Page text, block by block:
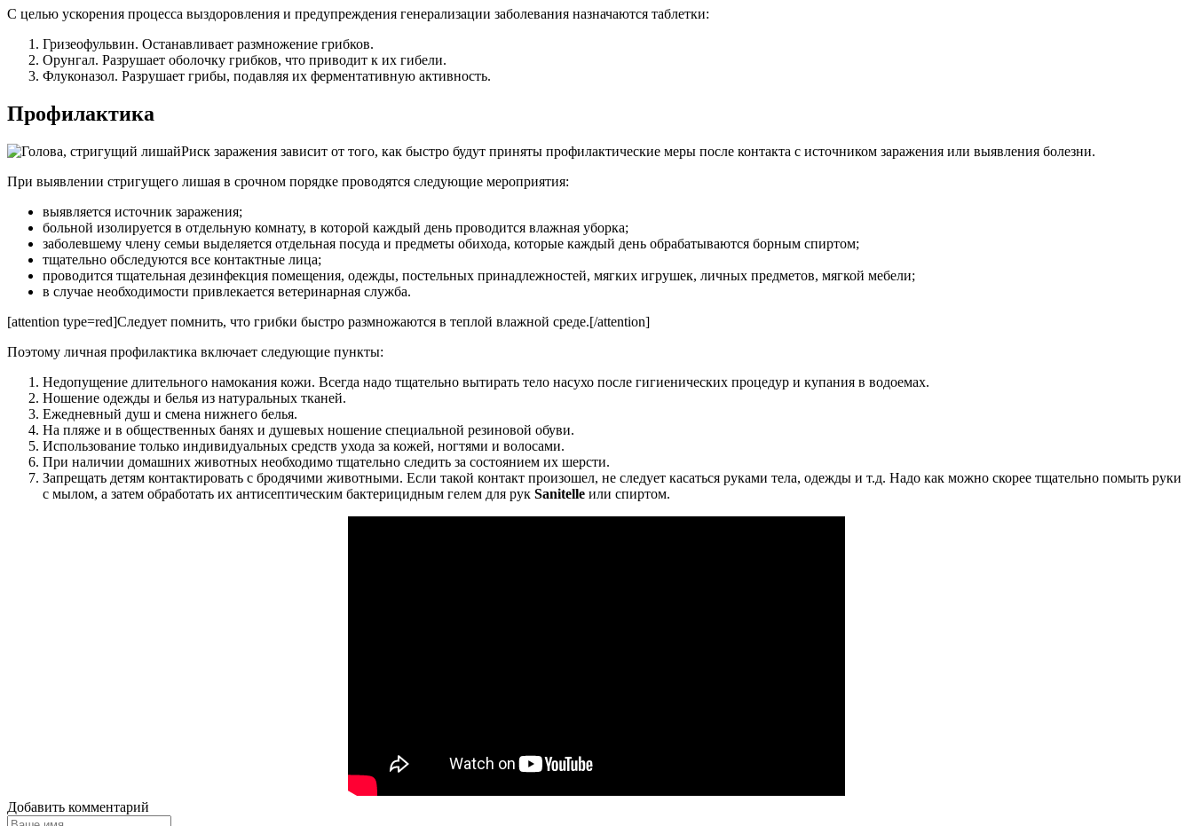
С целью ускорения процесса выздоровления и предупреждения генерализации заболевания назначаются таблетки:
Гризеофульвин. Останавливает размножение грибков.
Орунгал. Разрушает оболочку грибков, что приводит к их гибели.
Флуконазол. Разрушает грибы, подавляя их ферментативную активность.
Профилактика
Риск заражения зависит от того, как быстро будут приняты профилактические меры после контакта с источником заражения или выявления болезни.
При выявлении стригущего лишая в срочном порядке проводятся следующие мероприятия:
выявляется источник заражения;
больной изолируется в отдельную комнату, в которой каждый день проводится влажная уборка;
заболевшему члену семьи выделяется отдельная посуда и предметы обихода, которые каждый день обрабатываются борным спиртом;
тщательно обследуются все контактные лица;
проводится тщательная дезинфекция помещения, одежды, постельных принадлежностей, мягких игрушек, личных предметов, мягкой мебели;
в случае необходимости привлекается ветеринарная служба.
[attention type=red]Следует помнить, что грибки быстро размножаются в теплой влажной среде.[/attention]
Поэтому личная профилактика включает следующие пункты:
Недопущение длительного намокания кожи. Всегда надо тщательно вытирать тело насухо после гигиенических процедур и купания в водоемах.
Ношение одежды и белья из натуральных тканей.
Ежедневный душ и смена нижнего белья.
На пляже и в общественных банях и душевых ношение специальной резиновой обуви.
Использование только индивидуальных средств ухода за кожей, ногтями и волосами.
При наличии домашних животных необходимо тщательно следить за состоянием их шерсти.
Запрещать детям контактировать с бродячими животными. Если такой контакт произошел, не следует касаться руками тела, одежды и т.д. Надо как можно скорее тщательно помыть руки
с мылом, а затем обработать их антисептическим бактерицидным гелем для рук Sanitelle или спиртом.
Добавить комментарий